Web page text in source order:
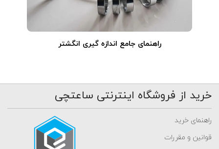
راهنمای جامع اندازه گیری انگشتر
خرید از فروشگاه اینترنتی ساعتچی
راهنمای خرید
قوانین و مقررات